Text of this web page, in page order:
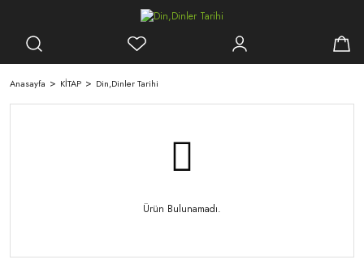
Anasayfa KİTAP Din,Dinler Tarihi
Ürün Bulunamadı.